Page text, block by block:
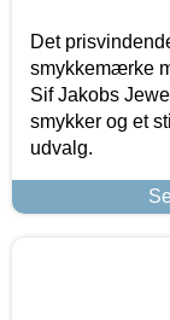
Det
smykkemærke
Sif Jakobs
smykker og et
udvalg.